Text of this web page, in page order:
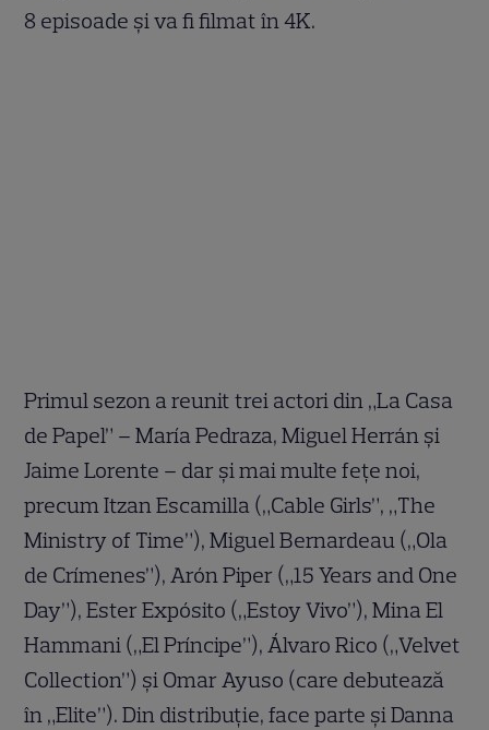
8 episoade și va fi filmat în 4K.
Primul sezon a reunit trei actori din „La Casa
de Papel” – María Pedraza, Miguel Herrán și
Jaime Lorente – dar și mai multe fețe noi,
precum Itzan Escamilla („Cable Girls”, „The
Ministry of Time”), Miguel Bernardeau („Ola
de Crímenes”), Arón Piper („15 Years and One
Day”), Ester Expósito („Estoy Vivo”), Mina El
Hammani („El Príncipe”), Álvaro Rico („Velvet
Collection”) și Omar Ayuso (care debutează
în „Elite”). Din distribuție, face parte și Danna